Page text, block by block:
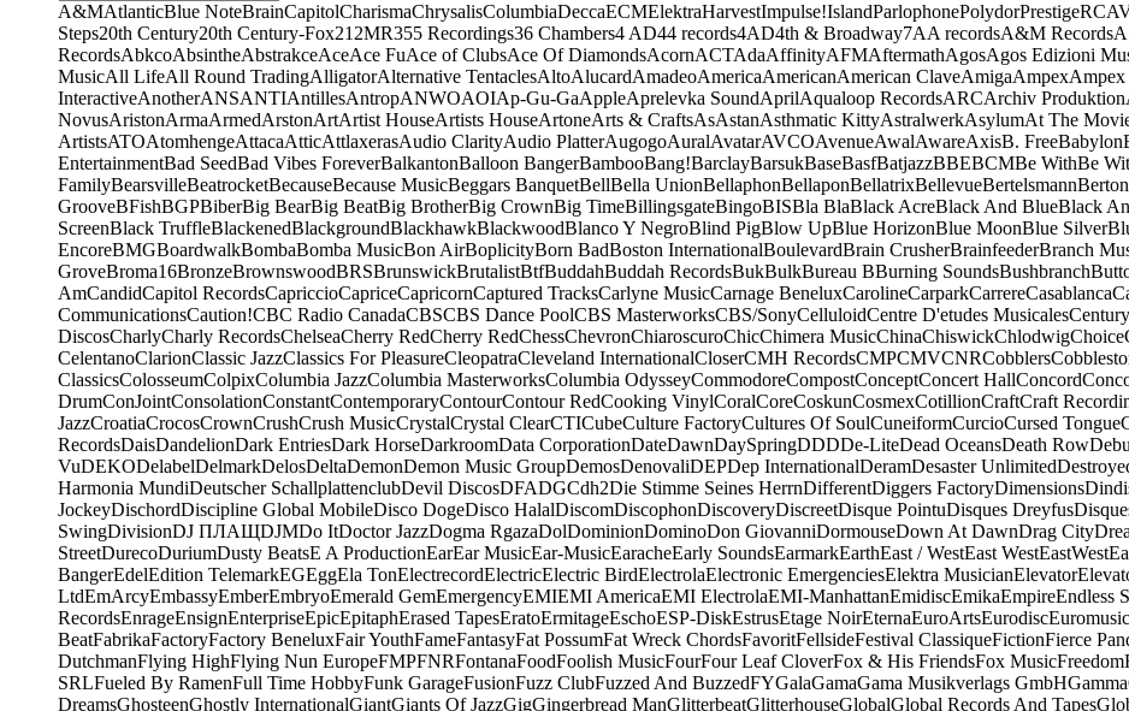
A&MAtlanticBlue NoteBrainCapitolCharismaChrysalisColumbiaDeccaECMElektraHarvestImpulse!IslandParlophonePolydorPrestigeRCA
Steps20th Century20th Century-Fox21 2MR355 Recordings36 Chambers4 AD44 records4AD4th & Broadway7AA recordsA&M Records
RecordsAbkcoAbsintheAbstrakceAceAce FuAce of ClubsAce Of DiamondsAcornACTAdaAffinityAFMAftermathAgosAgos Edizioni
MusicAll LifeAll Round TradingAlligatorAlternative TentaclesAltoAlucardAmadeoAmericaAmericanAmerican ClaveAmigaAmpexAmpex
InteractiveAnotherANSANTIAntillesAntropANWOAOIAp-Gu-GaAppleAprelevka SoundAprilAqualoop RecordsARCArchiv Produktion
NovusAristonArmaArmedArstonArtArtist HouseArtists HouseArtoneArts & CraftsAsAstanAsthmatic KittyAstralwerkAsylumAt The
ArtistsATOAtomhengeAttacaAtticAttlaxerasAudio ClarityAudio PlatterAugogoAuralAvatarAVCOAvenueAwalAwareAxisB. FreeBabylon
EntertainmentBad SeedBad Vibes ForeverBalkantonBalloon BangerBambooBang!BarclayBarsukBaseBasfBatjazzBBEBCMBe WithBe
FamilyBearsvilleBeatrocketBecauseBecause MusicBeggars BanquetBellBella UnionBellaphonBellaponBellatrixBellevueBertelsmannBerton
GrooveBFishBGPBiberBig BearBig BeatBig BrotherBig CrownBig TimeBillingsgateBingoBISBla BlaBlack AcreBlack And BlueBlack
ScreenBlack TruffleBlackenedBlackgroundBlackhawkBlackwoodBlanco Y NegroBlind PigBlow UpBlue HorizonBlue MoonBlue Silver
EncoreBMGBoardwalkBombaBomba MusicBon AirBoplicityBorn BadBoston InternationalBoulevardBrain CrusherBrainfeederBranch
GroveBroma16BronzeBrownswoodBRSBrunswickBrutalistBtfBuddahBuddah RecordsBukBulkBureau BBurning SoundsBushbranch
AmCandidCapitol RecordsCapriccioCapriceCapricornCaptured TracksCarlyne MusicCarnage BeneluxCarolineCarparkCarrereCasablanca
CommunicationsCaution!CBC Radio CanadaCBSCBS Dance PoolCBS MasterworksCBS/SonyCelluloidCentre D'etudes MusicalesCentury
DiscosCharlyCharly RecordsChelseaCherry RedCherry RedChessChevronChiaroscuroChicChimera MusicChinaChiswickChlodwigChoice
CelentanoClarionClassic JazzClassics For PleasureCleopatraCleveland InternationalCloserCMH RecordsCMPCMVCNRCobblers
ClassicsColosseumColpixColumbia JazzColumbia MasterworksColumbia OdysseyCommodoreCompostConceptConcert HallConcord
DrumConJointConsolationConstantContemporaryContourContour RedCooking VinylCoralCoreCoskunCosmexCotillionCraftCraft
JazzCroatiaCrocosCrownCrushCrush MusicCrystalCrystal ClearCTICubeCulture FactoryCultures Of SoulCuneiformCurcioCursed Tongue
RecordsDaisDandelionDark EntriesDark HorseDarkroomData CorporationDateDawnDaySpringDDDDe-LiteDead OceansDeath Row
VuDEKODelabelDelmarkDelosDeltaDemonDemon Music GroupDemosDenovaliDEPDep InternationalDeramDesaster Unlimited
Harmonia MundiDeutscher SchallplattenclubDevil DiscosDFADGCdh2Die Stimme Seines HerrnDifferentDiggers FactoryDimensions
JockeyDischordDiscipline Global MobileDisco DogeDisco HalalDiscomDiscophonDiscoveryDiscreetDisque PointuDisques Dreyfus
SwingDivisionDJ ПЛАЩDJMDo ItDoctor JazzDogma RgazaDolDominionDominoDon GiovanniDormouseDown At DawnDrag City
StreetDurecoDuriumDusty BeatsE A ProductionEarEar MusicEar-MusicEaracheEarly SoundsEarmarkEarthEast / WestEast WestEastWest
BangerEdelEdition TelemarkEGEggEla TonElectrecordElectricElectric BirdElectrolaElectronic EmergenciesElektra MusicianElevator
LtdEmArcyEmbassyEmberEmbryoEmerald GemEmergencyEMIEMI AmericaEMI ElectrolaEMI-ManhattanEmidiscEmikaEmpireEndless
RecordsEnrageEnsignEnterpriseEpicEpitaphErased TapesEratoErmitageEschoESP-DiskEstrusEtage NoirEternaEuroArtsEurodiscEuromusic
BeatFabrikaFactoryFactory BeneluxFair YouthFameFantasyFat PossumFat Wreck ChordsFavoritFellsideFestival ClassiqueFictionFierce
DutchmanFlying HighFlying Nun EuropeFMPFNRFontanaFoodFoolish MusicFourFour Leaf CloverFox & His FriendsFox MusicFreedom
SRLFueled By RamenFull Time HobbyFunk GarageFusionFuzz ClubFuzzed And BuzzedFYGalaGamaGama Musikverlags GmbHGamma
DreamsGhosteenGhostly InternationalGiantGiants Of JazzGigGingerbread ManGlitterbeatGlitterhouseGlobalGlobal Records And Tapes